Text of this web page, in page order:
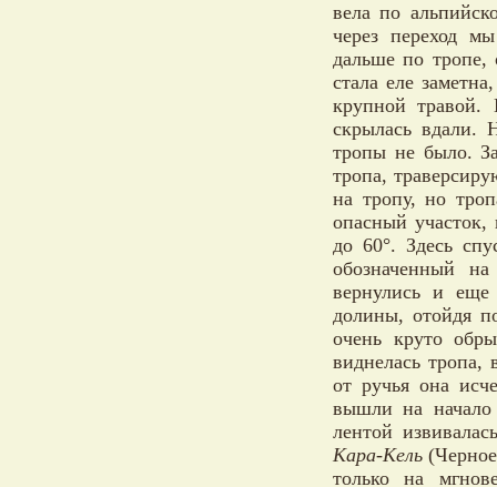
вела по
через переход
дальше по тропе,
стала еле
крупной травой.
скрылась вдали.
тропы не было.
тропа,
на тропу, но
опасный участок,
до 60°. Здесь
обозначенный
вернулись и еще
долины, отойдя
очень круто
виднелась
от ручья она
вышли на
лентой
Кара-Кель
только на